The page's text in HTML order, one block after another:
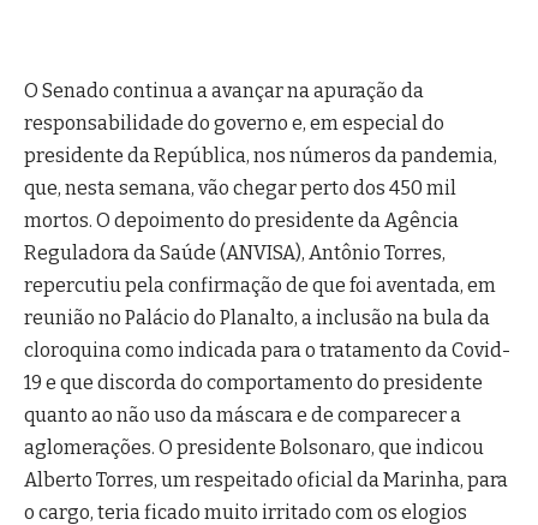
O Senado continua a avançar na apuração da
responsabilidade do governo e, em especial do
presidente da República, nos números da pandemia,
que, nesta semana, vão chegar perto dos 450 mil
mortos. O depoimento do presidente da Agência
Reguladora da Saúde (ANVISA), Antônio Torres,
repercutiu pela confirmação de que foi aventada, em
reunião no Palácio do Planalto, a inclusão na bula da
cloroquina como indicada para o tratamento da Covid-
19 e que discorda do comportamento do presidente
quanto ao não uso da máscara e de comparecer a
aglomerações. O presidente Bolsonaro, que indicou
Alberto Torres, um respeitado oficial da Marinha, para
o cargo, teria ficado muito irritado com os elogios